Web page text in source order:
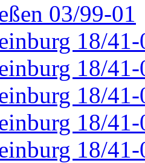
03/99-01
18/41-
18/41-
18/41-
18/41-
18/41-